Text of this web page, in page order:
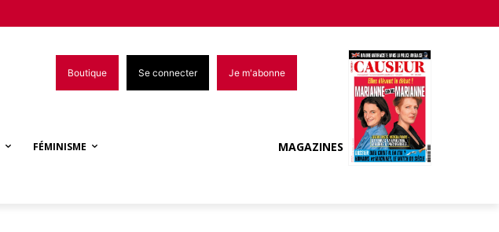
Boutique Se connecter Je m'abonne
FÉMINISME MAGAZINES